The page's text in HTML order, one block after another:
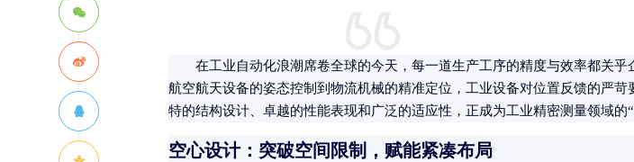
在工业自动化浪潮席卷全球的今天，每一道生产工序的精度与效率都关
航空航天设备的姿态控制到物流机械的精准定位，工业设备对位置反馈的严
特的结构设计、卓越的性能表现和广泛的适应性，正成为工业精密测量领域的“
空心设计：突破空间限制，赋能紧凑布局